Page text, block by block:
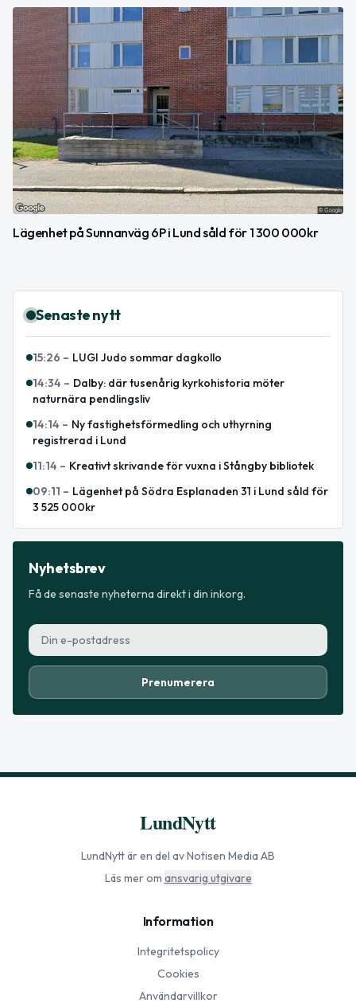
Lägenhet på Sunnanväg 6P i Lund såld för 1 300 000kr
Senaste nytt
15:26 – LUGI Judo sommar dagkollo
14:34 – Dalby: där tusenårig kyrkohistoria möter
naturnära pendlingsliv
14:14 – Ny fastighetsförmedling och uthyrning
registrerad i Lund
11:14 – Kreativt skrivande för vuxna i Stångby bibliotek
09:11 – Lägenhet på Södra Esplanaden 31 i Lund såld för
3 525 000kr
Nyhetsbrev
Få de senaste nyheterna direkt i din inkorg.
Prenumerera
LundNytt
LundNyttär en del av Notisen Media AB
Läs mer om ansvarig utgivare
Information
Integritetspolicy
Cookies
Användarvillkor